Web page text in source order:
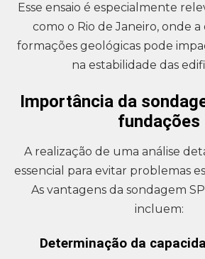
Esse ensaio é especialmente
como o Rio de Janeiro, onde
formações geológicas pode
na estabilidade das
Importância da
fundações
A realização de uma análise
essencial para evitar problemas
As vantagens da sondagem
incluem:
Determinação da